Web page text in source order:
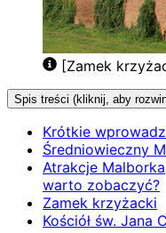
[Zamek
Spis treści (kliknij, aby
Krótkie
Średniowieczny
Atrakcje
warto zobaczyć?
Zamek krzyżacki
Kościół św. Jana